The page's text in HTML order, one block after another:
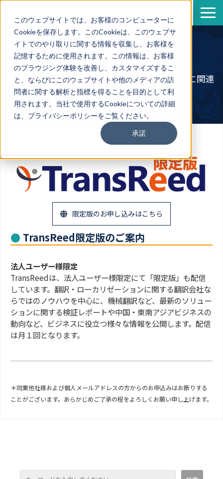
このウェブサイトでは、お客様のコンピューターに
Cookieを保存します。このCookieは、このウェブサ
イトでのやり取りに関する情報を収集し、お客様を
記憶するために使用されます。この情報は、お客様
のブラウジング体験を改善し、カスタマイズするこ
と、ならびにこのウェブサイトや他のメディアの訪
問者に関する解析と指標を得ることを目的として利
用されます。当社で使用するCookieについての詳細
は、プライバシーポリシーをご覧ください。
承諾
サービス
導入事例
資料一覧
セミナー情報
企業情報
翻訳ブログ
翻訳ブログ TransReed
翻訳・機械翻訳・ポストエディットなど翻訳に関連
する情報を発信
限定版のお申し込みはこちら
TransReed限定版のご案内
法人ユーザー様限定
TransReedは、法人ユーザー様限定にて「限定版」も配信
しています。翻訳・ローカリゼーションに関する翻訳会社な
らではのノウハウを中心に、機械翻訳など、最新のソリュー
ションに関する検証レポートや中国・東南アジアビジネスの
動向など、ビジネスに役立つ様々な情報を公開します。配信
は月１回となります。
＊同業他社様および個人メールアドレスの方からのお申込みはお断りする
ことがございます。あらかじめご了承の程をよろしくお願い申し上げます。